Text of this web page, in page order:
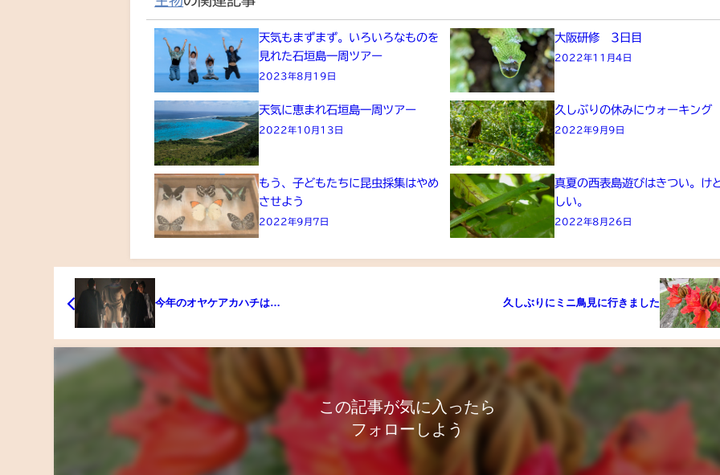
天気もまずまず。いろいろなものを
見れた石垣島一周ツアー
2023年8月19日
大阪研修 3日目
2022年11月4日
天気に恵まれ石垣島一周ツアー
2022年10月13日
久しぶりの休みにウォーキング
2022年9月9日
もう、子どもたちに昆虫採集はやめ
させよう
2022年9月7日
真夏の西表島遊びはきつい。け
しい。
2022年8月26日
今年のオヤケアカハチは… 久しぶりにミニ鳥見に行きました
この記事が気に入ったら
フォローしよう